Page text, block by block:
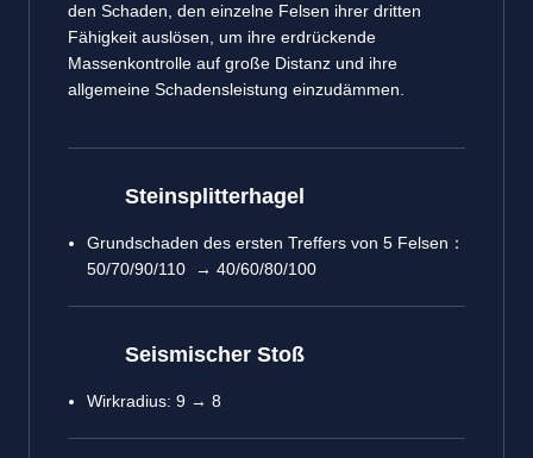
den Schaden, den einzelne Felsen ihrer dritten
Fähigkeit auslösen, um ihre erdrückende
Massenkontrolle auf große Distanz und ihre
allgemeine Schadensleistung einzudämmen.
Steinsplitterhagel
Grundschaden des ersten Treffers von 5 Felsen：
50/70/90/110 → 40/60/80/100
Seismischer Stoß
Wirkradius: 9 → 8